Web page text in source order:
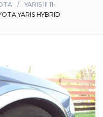
YARIS III 11-
YARIS HYBRID